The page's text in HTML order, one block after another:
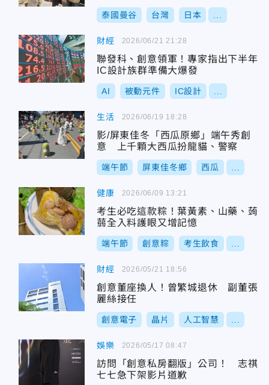
泰國曼谷 台灣 日本
財經
聯發科、創意領軍！專家指出下半年
IC設計族群準備大爆發
AI 被動元件 IC設計
2026/06/21 21:28
生活
影/屏東佳冬「西瓜原鄉」端午秀創
意 上千顆大西瓜扮龍貓、警察
端午節 屏東佳冬鄉 西瓜
2026/06/19 18:28
健康
考生必吃這款粽！葉黃素、山藥、蒟
蒻全入料護眼又增記憶
端午節 創意粽 考生飲食
2026/06/09 13:21
財經
創意董座換人！曾繁城退休 副董張
麗絲接任
創意電子 晶片 人工智慧
2026/05/21 18:56
娛樂
訪問「創意私房翻版」公司！ 志祺
七七急下架影片道歉
2026/05/17 08:47